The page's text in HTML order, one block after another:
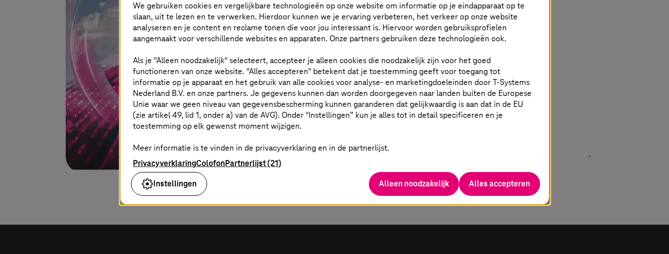
We gebruiken cookies en vergelijkbare technologieën op onze website om informatie op je eindapparaat op te
slaan, uit te lezen en te verwerken. Hierdoor kunnen we je ervaring verbeteren, het verkeer op onze website
analyseren en je content en reclame tonen die voor jou interessant is. Hiervoor worden gebruiksprofielen
aangemaakt voor verschillende websites en apparaten. Onze partners gebruiken deze technologieën ook.
Als je "Alleen noodzakelijk" selecteert, accepteer je alleen cookies die noodzakelijk zijn voor het goed
functioneren van onze website. "Alles accepteren" betekent dat je toestemming geeft voor toegang tot
informatie op je apparaat en het gebruik van alle cookies voor analyse- en marketingdoeleinden doorT-Systems
Nederland B.V. en onze partners. Je gegevens kunnen dan worden doorgegeven naar landen buiten de Europese
Unie waar we geen niveau van gegevensbescherming kunnen garanderen dat gelijkwaardig is aan dat in de EU
(zie artikel 49, lid 1, onder a) van de AVG). Onder "Instellingen” kun je alles tot in detail specificeren en je
toestemming op elk gewenst moment wijzigen.
Meer informatie is te vinden in de privacyverklaring en in de partnerlijst.
PrivacyverklaringColofonPartnerlijst (21)
Instellingen
Alleen noodzakelijk Alles accepteren